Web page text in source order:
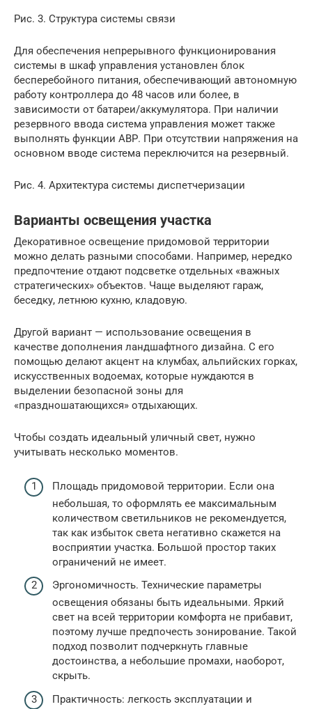
Рис. 3. Структура системы связи
Для обеспечения непрерывного функционирования
системы в шкаф управления установлен блок
бесперебойного питания, обеспечивающий автономную
работу контроллера до 48 часов или более, в
зависимости от батареи/аккумулятора. При наличии
резервного ввода система управления может также
выполнять функции АВР. При отсутствии напряжения на
основном вводе система переключится на резервный.
Рис. 4. Архитектура системы диспетчеризации
Варианты освещения участка
Декоративное освещение придомовой территории
можно делать разными способами. Например, нередко
предпочтение отдают подсветке отдельных «важных
стратегических» объектов. Чаще выделяют гараж,
беседку, летнюю кухню, кладовую.
Другой вариант — использование освещения в
качестве дополнения ландшафтного дизайна. С его
помощью делают акцент на клумбах, альпийских горках,
искусственных водоемах, которые нуждаются в
выделении безопасной зоны для
«праздношатающихся» отдыхающих.
Чтобы создать идеальный уличный свет, нужно
учитывать несколько моментов.
Площадь придомовой территории. Если она
небольшая, то оформлять ее максимальным
количеством светильников не рекомендуется,
так как избыток света негативно скажется на
восприятии участка. Большой простор таких
ограничений не имеет.
Эргономичность. Технические параметры
освещения обязаны быть идеальными. Яркий
свет на всей территории комфорта не прибавит,
поэтому лучше предпочесть зонирование. Такой
подход позволит подчеркнуть главные
достоинства, а небольшие промахи, наоборот,
скрыть.
Практичность: легкость эксплуатации и